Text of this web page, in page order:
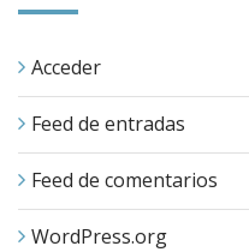
Acceder
Feed de entradas
Feed de comentarios
WordPress.org